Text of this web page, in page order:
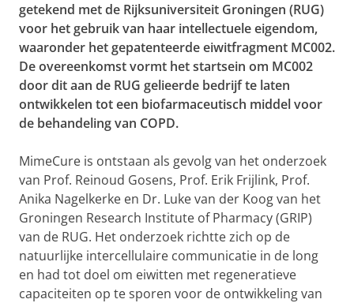
getekend met de Rijksuniversiteit Groningen (RUG)
voor het gebruik van haar intellectuele eigendom,
waaronder het gepatenteerde eiwitfragment MC002.
De overeenkomst vormt het startsein om MC002
door dit aan de RUG gelieerde bedrijf te laten
ontwikkelen tot een biofarmaceutisch middel voor
de behandeling van COPD.
MimeCure is ontstaan als gevolg van het onderzoek
van Prof. Reinoud Gosens, Prof. Erik Frijlink, Prof.
Anika Nagelkerke en Dr. Luke van der Koog van het
Groningen Research Institute of Pharmacy (GRIP)
van de RUG. Het onderzoek richtte zich op de
natuurlijke intercellulaire communicatie in de long
en had tot doel om eiwitten met regeneratieve
capaciteiten op te sporen voor de ontwikkeling van